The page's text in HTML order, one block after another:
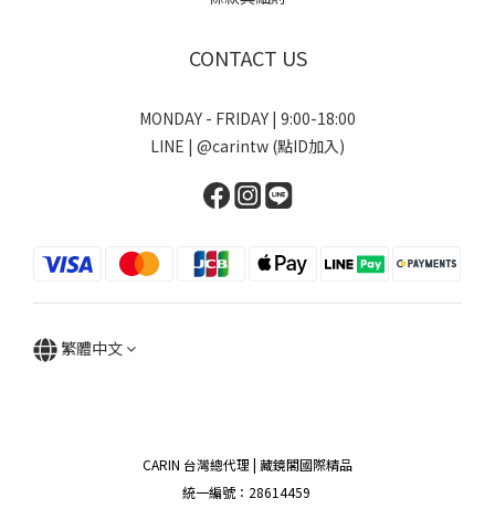
CONTACT US
MONDAY - FRIDAY | 9:00-18:00
LINE | @carintw (點ID加入)
繁體中文
CARIN 台灣總代理 | 藏鏡閣國際精品
統一編號：28614459